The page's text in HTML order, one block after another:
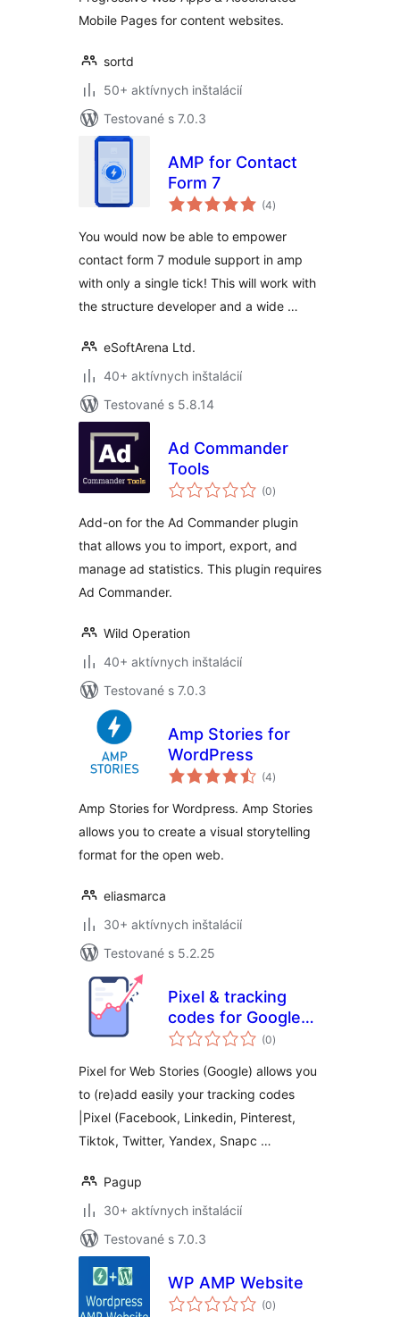
Mobile Pages for content websites.
sortd
50+ aktívnych inštalácií
Testované s 7.0.3
AMP for Contact
Form 7
(4celkové
hodnotenie
)
You would now be able to empower
contact form 7 module support in amp
with only a single tick! This will work with
the structure developer and a wide …
eSoftArena Ltd.
40+ aktívnych inštalácií
Testované s 5.8.14
Ad Commander
Tools
(0celkové
hodnotenie
)
Add-on for the Ad Commander plugin
that allows you to import, export, and
manage ad statistics. This plugin requires
Ad Commander.
Wild Operation
40+ aktívnych inštalácií
Testované s 7.0.3
Amp Stories for
WordPress
(4celkové
hodnotenie
)
Amp Stories for Wordpress. Amp Stories
allows you to create a visual storytelling
format for the open web.
eliasmarca
30+ aktívnych inštalácií
Testované s 5.2.25
Pixel & tracking
codes for Google
Web stories
Stories)
(0celkové
hodnotenie
)
Pixel for Web Stories (Google) allows you
to (re)add easily your tracking codes
|Pixel (Facebook, Linkedin, Pinterest,
Tiktok, Twitter, Yandex, Snapc …
Pagup
30+ aktívnych inštalácií
Testované s 7.0.3
WP AMP Website
(0celkové
hodnotenie
)